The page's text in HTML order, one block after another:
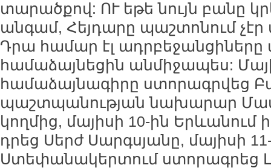
տարածքով: ՈՒ եթե նույն բանը
անգամ, Հեյդարը պաշտոնում չէր
Դրա համար էլ ադրբեջանցիները
համաձայնեցին անմիջապես:
համաձայնագիրը ստորագրվեց
պաշտպանության նախարար
կողմից, մայիսի 10-ին Երևանում
դրեց Սերժ Սարգսյանը, մայիսի
Ստեփանակերտում ստորագրեց